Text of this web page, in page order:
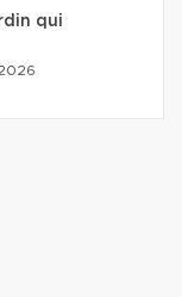
qui